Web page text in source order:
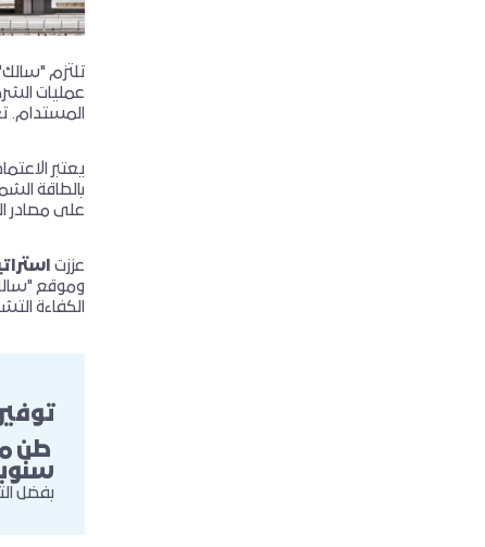
عمليات
المستدام.
يعتبر
بالطاقة
على مصادر
عززت
الكفاءة
طن
بفضل